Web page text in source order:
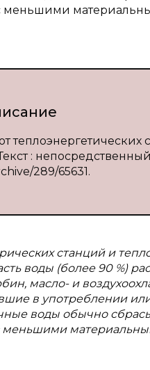
меньшими
теплоэнергетических
:
289/65631.
станций и
воды (более 90 %)
масло- и
в употреблении
воды обычно
меньшими